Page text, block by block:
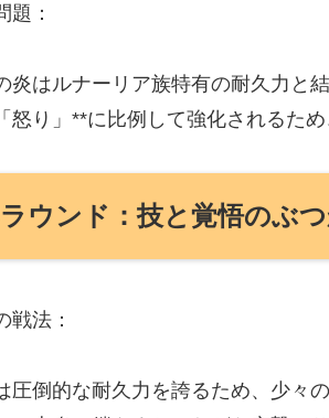
題：
炎はルナーリア族特有の耐久力と
怒り」**に比例して強化されるため
ウンド：技と覚悟のぶ
戦法：
圧倒的な耐久力を誇るため、少々